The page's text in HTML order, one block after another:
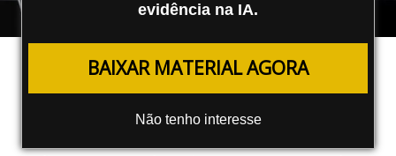
evidência na IA.
BAIXAR MATERIAL AGORA
Não tenho interesse
Spam de Pesquisa Interna em Sites